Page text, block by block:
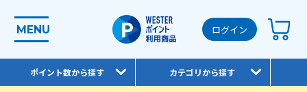
MENU ログイン
ポイント数から探す カテゴリから探す